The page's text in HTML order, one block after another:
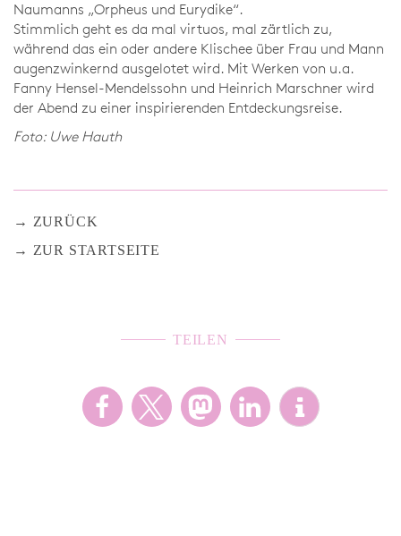
Naumanns „Orpheus und Eurydike“.
Stimmlich geht es da mal virtuos, mal zärtlich zu,
während das ein oder andere Klischee über Frau und Mann
augenzwinkernd ausgelotet wird. Mit Werken von u.a.
Fanny Hensel-Mendelssohn und Heinrich Marschner wird
der Abend zu einer inspirierenden Entdeckungsreise.
Foto: Uwe Hauth
ZURÜCK
ZUR STARTSEITE
TEILEN